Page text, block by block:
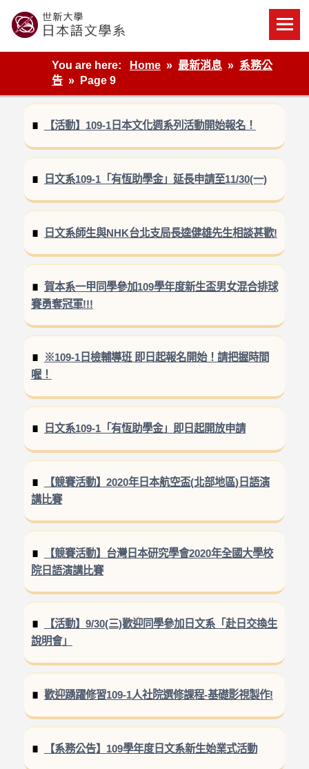
content
世新大學教學單位的網站
You are here:
Home 最新消息
系務公
告
Page 9
【活動】109-1日本文化週系列活動開始報名！
日文系109-1「有恆助學金」延長申請至11/30(一)
日文系師生與NHK台北支局長逵健雄先生相談甚歡!
賀本系一甲同學參加109學年度新生盃男女混合排球
賽勇奪冠軍!!!
※109-1日檢輔導班 即日起報名開始！請把握時間
喔！
日文系109-1「有恆助學金」即日起開放申請
【競賽活動】2020年日本航空盃(北部地區)日語演
講比賽
【競賽活動】台灣日本研究學會2020年全國大學校
院日語演講比賽
【活動】9/30(三)歡迎同學參加日文系「赴日交換生
說明會」
歡迎踴躍修習109-1人社院選修課程-基礎影視製作!
【系務公告】109學年度日文系新生始業式活動